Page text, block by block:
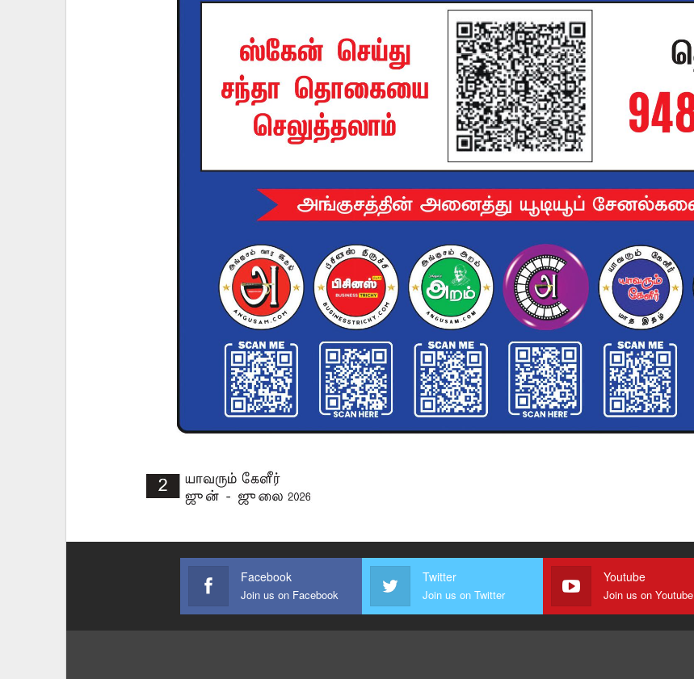
Facebook
Join us on Facebook
Twitter
Join us on Twitter
Youtube
Join us on Youtube